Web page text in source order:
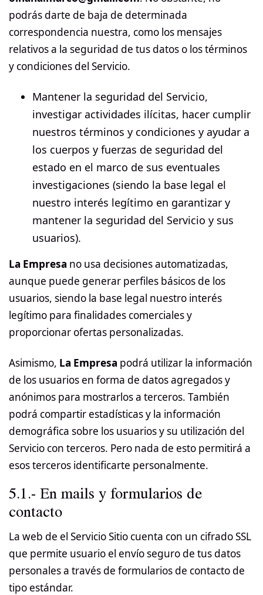
podrás darte de baja de determinada
correspondencia nuestra, como los mensajes
relativos a la seguridad de tus datos o los términos
y condiciones del Servicio.
Mantener la seguridad del Servicio,
investigar actividades ilícitas, hacer cumplir
nuestros términos y condiciones y ayudar a
los cuerpos y fuerzas de seguridad del
estado en el marco de sus eventuales
investigaciones (siendo la base legal el
nuestro interés legítimo en garantizar y
mantener la seguridad del Servicio y sus
usuarios).
La Empresa no usa decisiones automatizadas,
aunque puede generar perfiles básicos de los
usuarios, siendo la base legal nuestro interés
legítimo para finalidades comerciales y
proporcionar ofertas personalizadas.
Asimismo, La Empresa podrá utilizar la información
de los usuarios en forma de datos agregados y
anónimos para mostrarlos a terceros. También
podrá compartir estadísticas y la información
demográfica sobre los usuarios y su utilización del
Servicio con terceros. Pero nada de esto permitirá a
esos terceros identificarte personalmente.
5.1.- En mails y formularios de
contacto
La web de el Servicio Sitio cuenta con un cifrado SSL
que permite usuario el envío seguro de tus datos
personales a través de formularios de contacto de
tipo estándar.